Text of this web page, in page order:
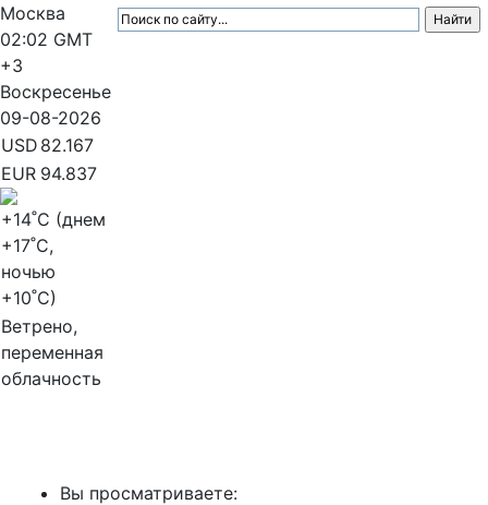
Москва
02:02 GMT
+3
Воскресенье
09-08-2026
USD 82.167
EUR 94.837
+14˚C (днем
+17˚C,
ночью
+10˚C)
Ветрено,
переменная
облачность
Вы просматриваете: